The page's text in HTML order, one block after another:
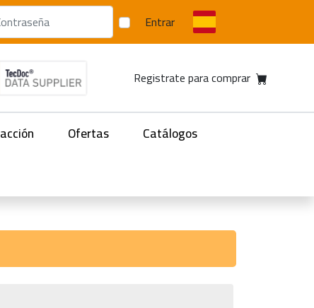
Entrar
Registrate para comprar
Ofertas
Catálogos